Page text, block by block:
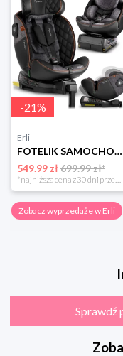
-21%
Erli
FOTELIK SAMOCHODOWY OBROTOWY z NOGĄ 0-36KG ISOFIX NUKIDO I-SIZE 40-150cm
549.99 zł699.99 zł*
Zobacz wyprzedaże w Erli
Sprawdź